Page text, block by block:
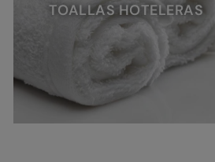
TOALLAS HOTELERAS